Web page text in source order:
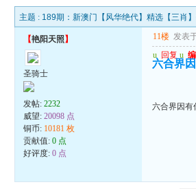
主题 : 189期：新澳门【风华绝代】精选【三肖
【艳阳天照 】
圣骑士
发帖:2232
威望:20098 点
铜币: 10181 枚
贡献值:0 点
好评度:0 点
11楼 发表
u 回复 u
六合界
六合界因有